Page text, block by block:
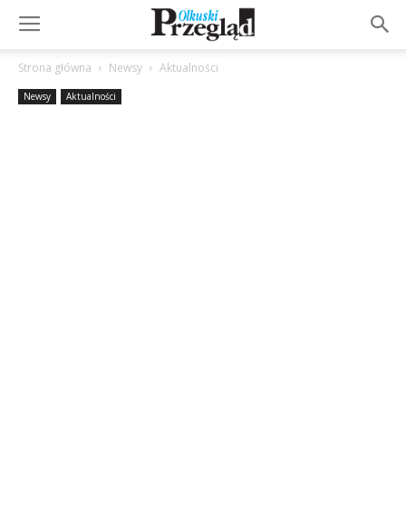
Strona główna Newsy Aktualności
Newsy Aktualności